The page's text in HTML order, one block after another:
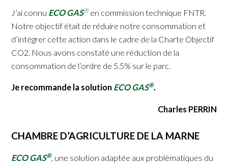
J’ai connu ECO GAS®en commission technique FNTR.
Notre objectif était de réduire notre consommation et
d’intégrer cette action dans le cadre de la Charte Objectif
CO2. Nous avons constaté une réduction de la
consommation de l’ordre de 5.5% sur le parc.
Je recommande la solution ECO GAS®.
Charles PERRIN
CHAMBRE D’AGRICULTURE DE LA MARNE
ECO GAS®, une solution adaptée aux problématiques du